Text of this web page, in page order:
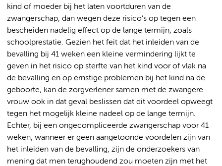
kind of moeder bij het laten voortduren van de
zwangerschap, dan wegen deze risico’s op tegen een
bescheiden nadelig effect op de lange termijn, zoals
schoolprestatie. Gezien het feit dat het inleiden van de
bevalling bij 41 weken een kleine vermindering lijkt te
geven in het risico op sterfte van het kind voor of vlak na
de bevalling en op ernstige problemen bij het kind na de
geboorte, kan de zorgverlener samen met de zwangere
vrouw ook in dat geval beslissen dat dit voordeel opweegt
tegen het mogelijk kleine nadeel op de lange termijn.
Echter, bij een ongecompliceerde zwangerschap voor 41
weken, wanneer er geen aangetoonde voordelen zijn van
het inleiden van de bevalling, zijn de onderzoekers van
mening dat men terughoudend zou moeten zijn met het